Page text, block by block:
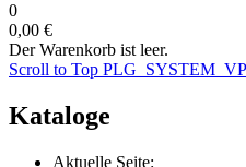
0
0,00 €
Der Warenkorb ist leer.
Scroll to Top
Kataloge
Aktuelle Seite: